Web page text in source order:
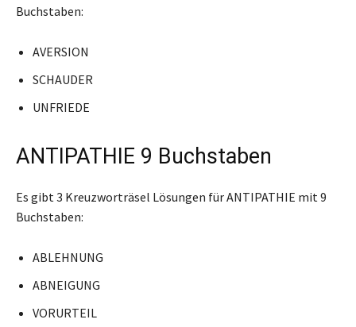
Buchstaben:
AVERSION
SCHAUDER
UNFRIEDE
ANTIPATHIE 9 Buchstaben
Es gibt 3 Kreuzworträsel Lösungen für ANTIPATHIE mit 9
Buchstaben:
ABLEHNUNG
ABNEIGUNG
VORURTEIL